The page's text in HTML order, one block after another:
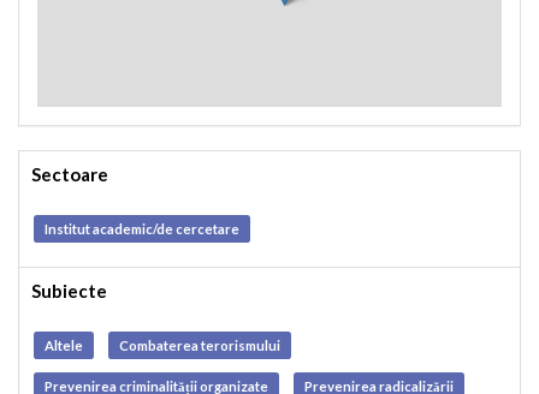
Sectoare
Institut academic/de cercetare
Subiecte
Altele Combaterea terorismului
Prevenirea criminalității organizate Prevenirea radicalizării